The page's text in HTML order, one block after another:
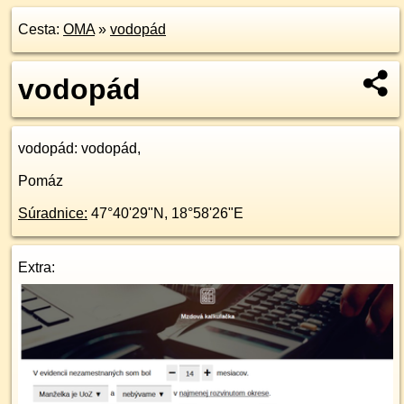
Cesta: OMA» vodopád
vodopád
vodopád: vodopád,
Pomáz
Súradnice: 47°40'29"N , 18°58'26"E
Extra: